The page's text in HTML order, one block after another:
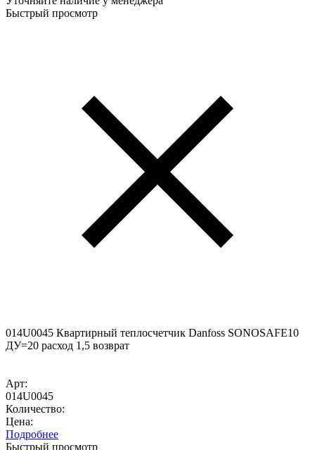
Быстрый просмотр
014U0045 Квартирный теплосчетчик Danfoss SONOSAFE10
ДУ=20 расход 1,5 возврат
Арт:
014U0045
Количество:
Цена:
Подробнее
Быстрый просмотр